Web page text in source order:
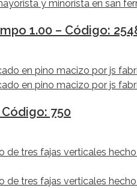
1.00 – Código:
750